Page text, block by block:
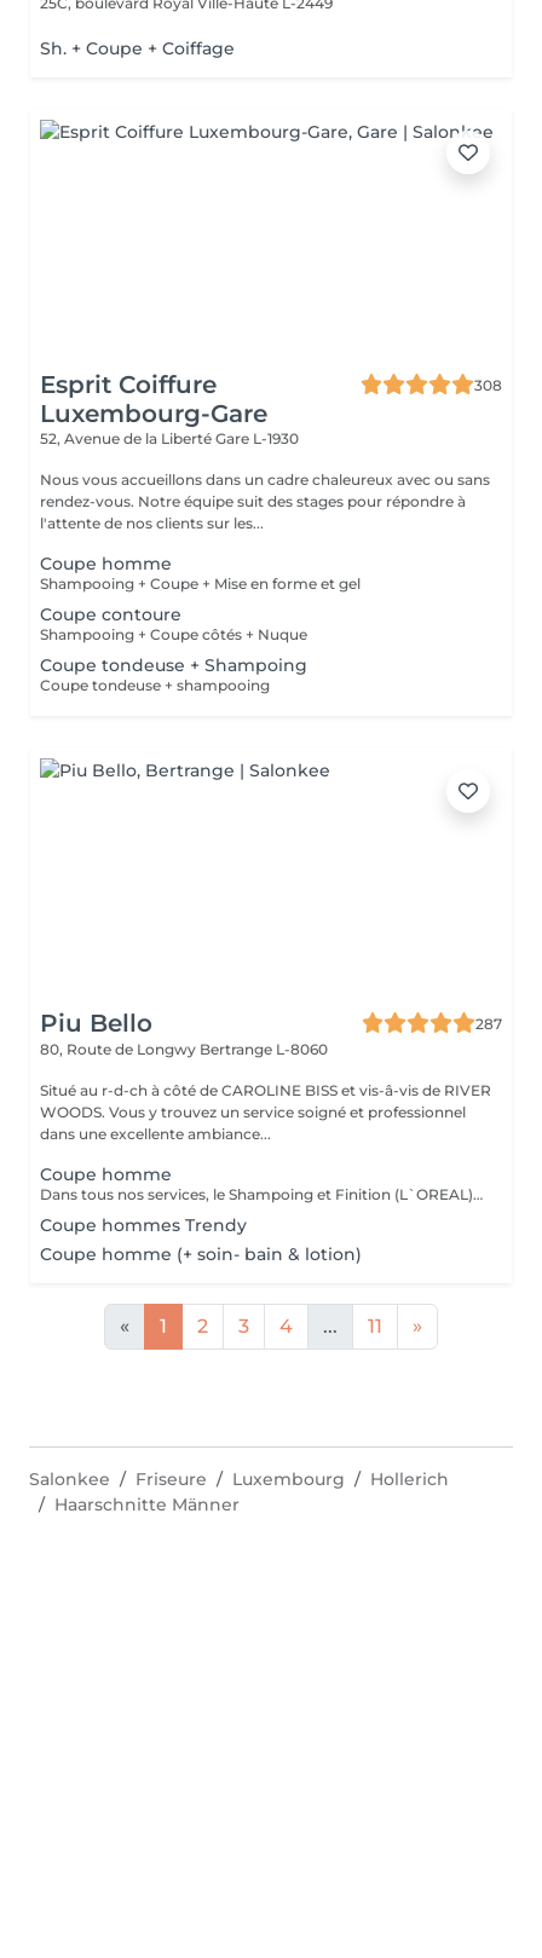
Sh. + Coupe + Coiffage
Esprit Coiffure
Luxembourg-Gare
308
52, Avenue de la Liberté Gare L-1930
Nous vous accueillons dans un cadre chaleureux avec ou sans
rendez-vous. Notre équipe suit des stages pour répondre à
l'attente de nos clients sur les...
Coupe homme
Shampooing + Coupe + Mise en forme et gel
Coupe contoure
Shampooing + Coupe côtés + Nuque
Coupe tondeuse + Shampoing
Coupe tondeuse + shampooing
Piu Bello
287
80, Route de Longwy Bertrange L-8060
Situé au r-d-ch à côté de CAROLINE BISS et vis-â-vis de RIVER
WOODS. Vous y trouvez un service soigné et professionnel
dans une excellente ambiance...
Coupe homme
Dans tous nos services, le Shampoing et Finition (L`OREAL)sont compris.
Coupe hommes Trendy
Coupe homme (+ soin- bain & lotion)
« 1 2 3 4 ... 11 »
Salonkee Friseure Luxembourg
Hollerich
Haarschnitte Männer